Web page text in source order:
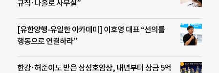
규직·나홀로 사무실”
[유한양행-유일한 아카데미] 이호영 대표 “선의를
행동으로 연결하라”
한강·허준이도 받은 삼성호암상, 내년부터 상금 5억